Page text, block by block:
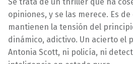
opiniones, y se las merece. Es
mantienen la tensión del
dinámico, adictivo. Un acierto el
Antonia Scott, ni policía, ni